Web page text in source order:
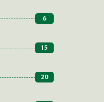
6
15
20